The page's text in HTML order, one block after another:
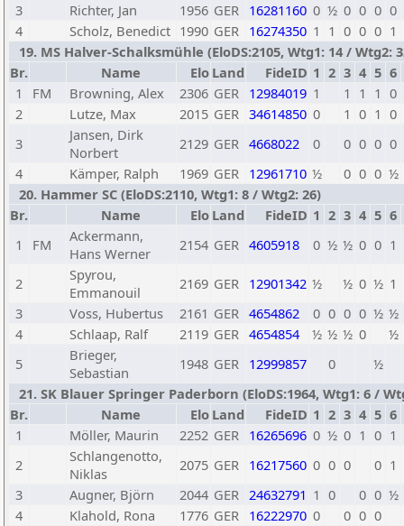
3
Richter, Jan 1956 GER 16281160 0 ½ 0 0 0 0
4
Scholz, Benedict 1990 GER 16274350 1 1 0 0 0 1
19. MS Halver-Schalksmühle (EloDS:2105, Wtg1: 14 / Wtg2:
Br.
Name Elo Land FideID 1 2 3 4 5 6
1
FM Browning, Alex 2306 GER 12984019 1 1 1 1 0
2
Lutze, Max 2015 GER 34614850 0 1 0 1 0
3
Jansen, Dirk
Norbert
2129 GER 4668022 0 0 0 0 0
4
Kämper, Ralph 1969 GER 12961710 ½ 0 0 0 ½
20. Hammer SC (EloDS:2110, Wtg1: 8 / Wtg2: 26)
Br.
Name Elo Land FideID 1 2 3 4 5 6
1
FM
Ackermann,
Hans Werner
2154 GER 4605918 0 ½ ½ 0 0 1
2
Spyrou,
Emmanouil
2169 GER 12901342 ½ ½ 0 ½ 1
3
Voss, Hubertus 2161 GER 4654862 0 0 0 0 ½ ½
4
Schlaap, Ralf 2119 GER 4654854 ½ ½ ½ 0
½
5
Brieger,
Sebastian
1948 GER 12999857 0
½
21. SK Blauer Springer Paderborn (EloDS:1964, Wtg1: 6 /
Br.
Name Elo Land FideID 1 2 3 4 5 6
1
Möller, Maurin 2252 GER 16265696 0 ½ 0 1 0 1
2
Schlangenotto,
Niklas
2075 GER 16217560 0 0 0 0 1
3
Augner, Björn 2044 GER 24632791 1 0 0 0 ½
4
Klahold, Rona 1776 GER 16222970 0 0 0 0